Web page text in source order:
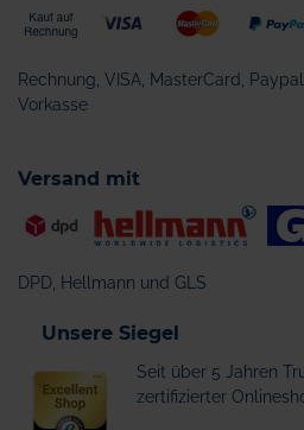
Rechnung, VISA, MasterCard,
Vorkasse
Versand mit
DPD, Hellmann und GLS
Unsere Siegel
Seit über 5 Jahren
zertifizierter